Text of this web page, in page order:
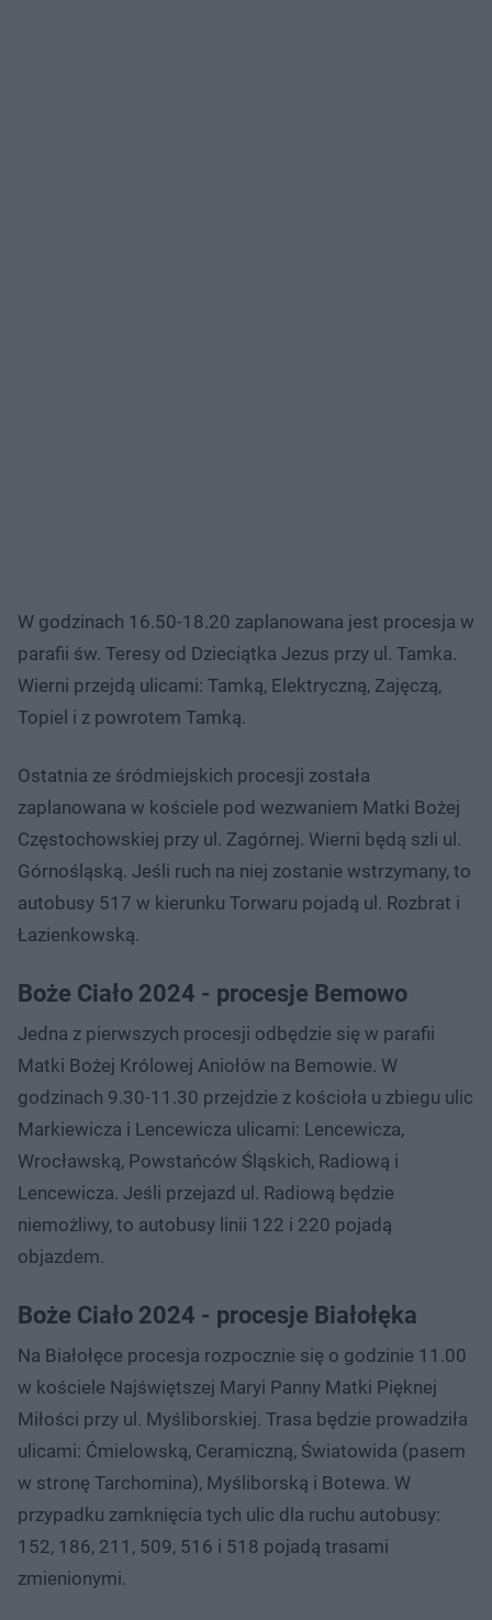
W godzinach 16.50-18.20 zaplanowana jest procesja w
parafii św. Teresy od Dzieciątka Jezus przy ul. Tamka.
Wierni przejdą ulicami: Tamką, Elektryczną, Zajęczą,
Topiel i z powrotem Tamką.
Ostatnia ze śródmiejskich procesji została
zaplanowana w kościele pod wezwaniem Matki Bożej
Częstochowskiej przy ul. Zagórnej. Wierni będą szli ul.
Górnośląską. Jeśli ruch na niej zostanie wstrzymany, to
autobusy 517 w kierunku Torwaru pojadą ul. Rozbrat i
Łazienkowską.
Boże Ciało 2024 - procesje Bemowo
Jedna z pierwszych procesji odbędzie się w parafii
Matki Bożej Królowej Aniołów na Bemowie. W
godzinach 9.30-11.30 przejdzie z kościoła u zbiegu ulic
Markiewicza i Lencewicza ulicami: Lencewicza,
Wrocławską, Powstańców Śląskich, Radiową i
Lencewicza. Jeśli przejazd ul. Radiową będzie
niemożliwy, to autobusy linii 122 i 220 pojadą
objazdem.
Boże Ciało 2024 - procesje Białołęka
Na Białołęce procesja rozpocznie się o godzinie 11.00
w kościele Najświętszej Maryi Panny Matki Pięknej
Miłości przy ul. Myśliborskiej. Trasa będzie prowadziła
ulicami: Ćmielowską, Ceramiczną, Światowida (pasem
w stronę Tarchomina), Myśliborską i Botewa. W
przypadku zamknięcia tych ulic dla ruchu autobusy:
152, 186, 211, 509, 516 i 518 pojadą trasami
zmienionymi.